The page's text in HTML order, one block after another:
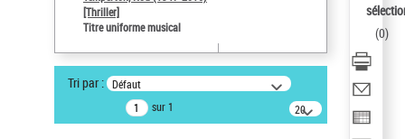
Type de notice d'autorité
Type de notice d'autorité
[Thriller]
Titre uniforme musical
Tri par : Défaut
sur 1
20
résultats/page
(0)